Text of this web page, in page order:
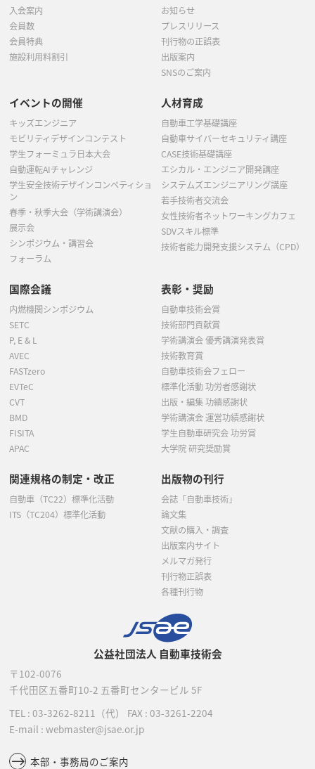
公益社団法人 自動車技術会
〒102-0076
千代田区五番町10-2 五番町センタービル 5F
TEL : 03-3262-8211 （代） FAX : 03-3261-2204
E-mail : webmaster@jsae.or.jp
本部・事務局のご案内
入会案内
会員数
会員特典
施設利用料割引
お知らせ
プレスリリース
刊行物の正誤表
出版案内
SNSのご案内
イベントの開催
キッズエンジニア
モビリティデザインコンテスト
学生フォーミュラ日本大会
自動運転AIチャレンジ
学生安全技術デザインコンペティショ
ン
春季・秋季大会（学術講演会）
展示会
シンポジウム・講習会
フォーラム
人材育成
自動車工学基礎講座
自動車サイバーセキュリティ講座
CASE技術基礎講座
エシカル・エンジニア開発講座
システムズエンジニアリング講座
若手技術者交流会
女性技術者ネットワーキングカフェ
SDVスキル標準
技術者能力開発支援システム（CPD）
国際会議
内燃機関シンポジウム
SETC
P, E & L
AVEC
FASTzero
EVTeC
CVT
BMD
FISITA
APAC
表彰・奨励
自動車技術会賞
技術部門貢献賞
学術講演会 優秀講演発表賞
技術教育賞
自動車技術会フェロー
標準化活動 功労者感謝状
出版・編集 功績感謝状
学術講演会 運営功績感謝状
学生自動車研究会 功労賞
大学院 研究奨励賞
関連規格の制定・改正
自動車（TC22）標準化活動
ITS（TC204）標準化活動
出版物の刊行
会誌「自動車技術」
論文集
文献の購入・調査
出版案内サイト
メルマガ発行
刊行物正誤表
各種刊行物